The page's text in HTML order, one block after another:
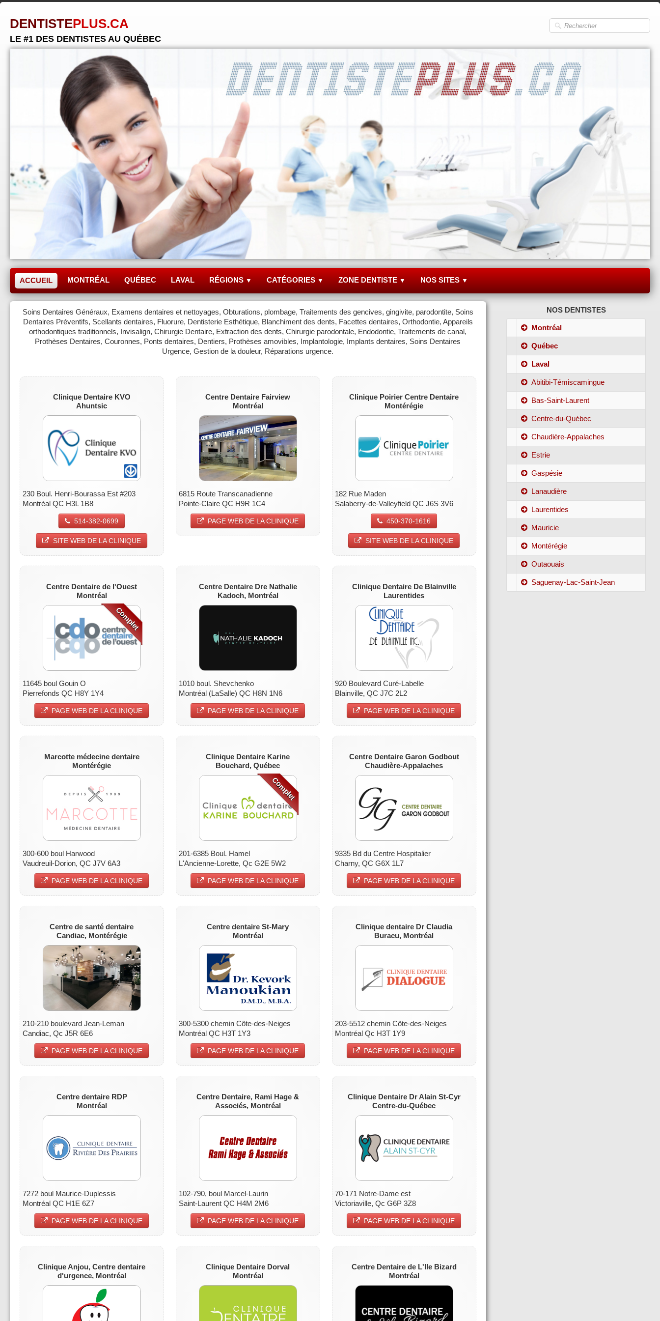
DENTISTEPLUS.CA
LE #1 DES DENTISTES AU QUÉBEC
ACCUEIL MONTRÉAL QUÉBEC LAVAL RÉGIONS ▼ CATÉGORIES ▼ ZONE DENTISTE ▼ NOS SITES ▼
Soins Dentaires Généraux, Examens dentaires et nettoyages, Obturations, plombage, Traitements des gencives, gingivite, parodontite, Soins
Dentaires Préventifs, Scellants dentaires, Fluorure, Dentisterie Esthétique, Blanchiment des dents, Facettes dentaires, Orthodontie, Appareils
orthodontiques traditionnels, Invisalign, Chirurgie Dentaire, Extraction des dents, Chirurgie parodontale, Endodontie, Traitements de canal,
Prothèses Dentaires, Couronnes, Ponts dentaires, Dentiers, Prothèses amovibles, Implantologie, Implants dentaires, Soins Dentaires
Urgence, Gestion de la douleur, Réparations urgence.
Clinique Dentaire KVO
Ahuntsic
230 Boul. Henri-Bourassa Est #203
Montréal QC H3L 1B8
514-382-0699
SITE WEB DE LA CLINIQUE
Centre Dentaire Fairview
Montréal
6815 Route Transcanadienne
Pointe-Claire QC H9R 1C4
PAGE WEB DE LA CLINIQUE
Clinique Poirier Centre Dentaire
Montérégie
182 Rue Maden
Salaberry-de-Valleyfield QC J6S 3V6
450-370-1616
SITE WEB DE LA CLINIQUE
Centre Dentaire de l'Ouest
Montréal
Complet
11645 boul Gouin O
Pierrefonds QC H8Y 1Y4
PAGE WEB DE LA CLINIQUE
Centre Dentaire Dre Nathalie
Kadoch, Montréal
1010 boul. Shevchenko
Montréal (LaSalle) QC H8N 1N6
PAGE WEB DE LA CLINIQUE
Clinique Dentaire De Blainville
Laurentides
920 Boulevard Curé-Labelle
Blainville, QC J7C 2L2
PAGE WEB DE LA CLINIQUE
Marcotte médecine dentaire
Montérégie
300-600 boul Harwood
Vaudreuil-Dorion, QC J7V 6A3
PAGE WEB DE LA CLINIQUE
Clinique Dentaire Karine
Bouchard, Québec
Complet
201-6385 Boul. Hamel
L'Ancienne-Lorette, Qc G2E 5W2
PAGE WEB DE LA CLINIQUE
Centre Dentaire Garon Godbout
Chaudière-Appalaches
9335 Bd du Centre Hospitalier
Charny, QC G6X 1L7
PAGE WEB DE LA CLINIQUE
Centre de santé dentaire
Candiac, Montérégie
210-210 boulevard Jean-Leman
Candiac, Qc J5R 6E6
PAGE WEB DE LA CLINIQUE
Centre dentaire St-Mary
Montréal
300-5300 chemin Côte-des-Neiges
Montréal QC H3T 1Y3
PAGE WEB DE LA CLINIQUE
Clinique dentaire Dr Claudia
Buracu, Montréal
203-5512 chemin Côte-des-Neiges
Montréal Qc H3T 1Y9
PAGE WEB DE LA CLINIQUE
Centre dentaire RDP
Montréal
7272 boul Maurice-Duplessis
Montréal QC H1E 6Z7
PAGE WEB DE LA CLINIQUE
Centre Dentaire, Rami Hage &
Associés, Montréal
102-790, boul Marcel-Laurin
Saint-Laurent QC H4M 2M6
PAGE WEB DE LA CLINIQUE
Clinique Dentaire Dr Alain St-Cyr
Centre-du-Québec
70-171 Notre-Dame est
Victoriaville, Qc G6P 3Z8
PAGE WEB DE LA CLINIQUE
Clinique Anjou,Centre dentaire
d'urgence, Montréal
Clinique Dentaire Dorval
Montréal
Centre Dentaire de L'Ile Bizard
Montréal
NOS DENTISTES
Montréal
Québec
Laval
Abitibi-Témiscamingue
Bas-Saint-Laurent
Centre-du-Québec
Chaudière-Appalaches
Estrie
Gaspésie
Lanaudière
Laurentides
Mauricie
Montérégie
Outaouais
Saguenay-Lac-Saint-Jean